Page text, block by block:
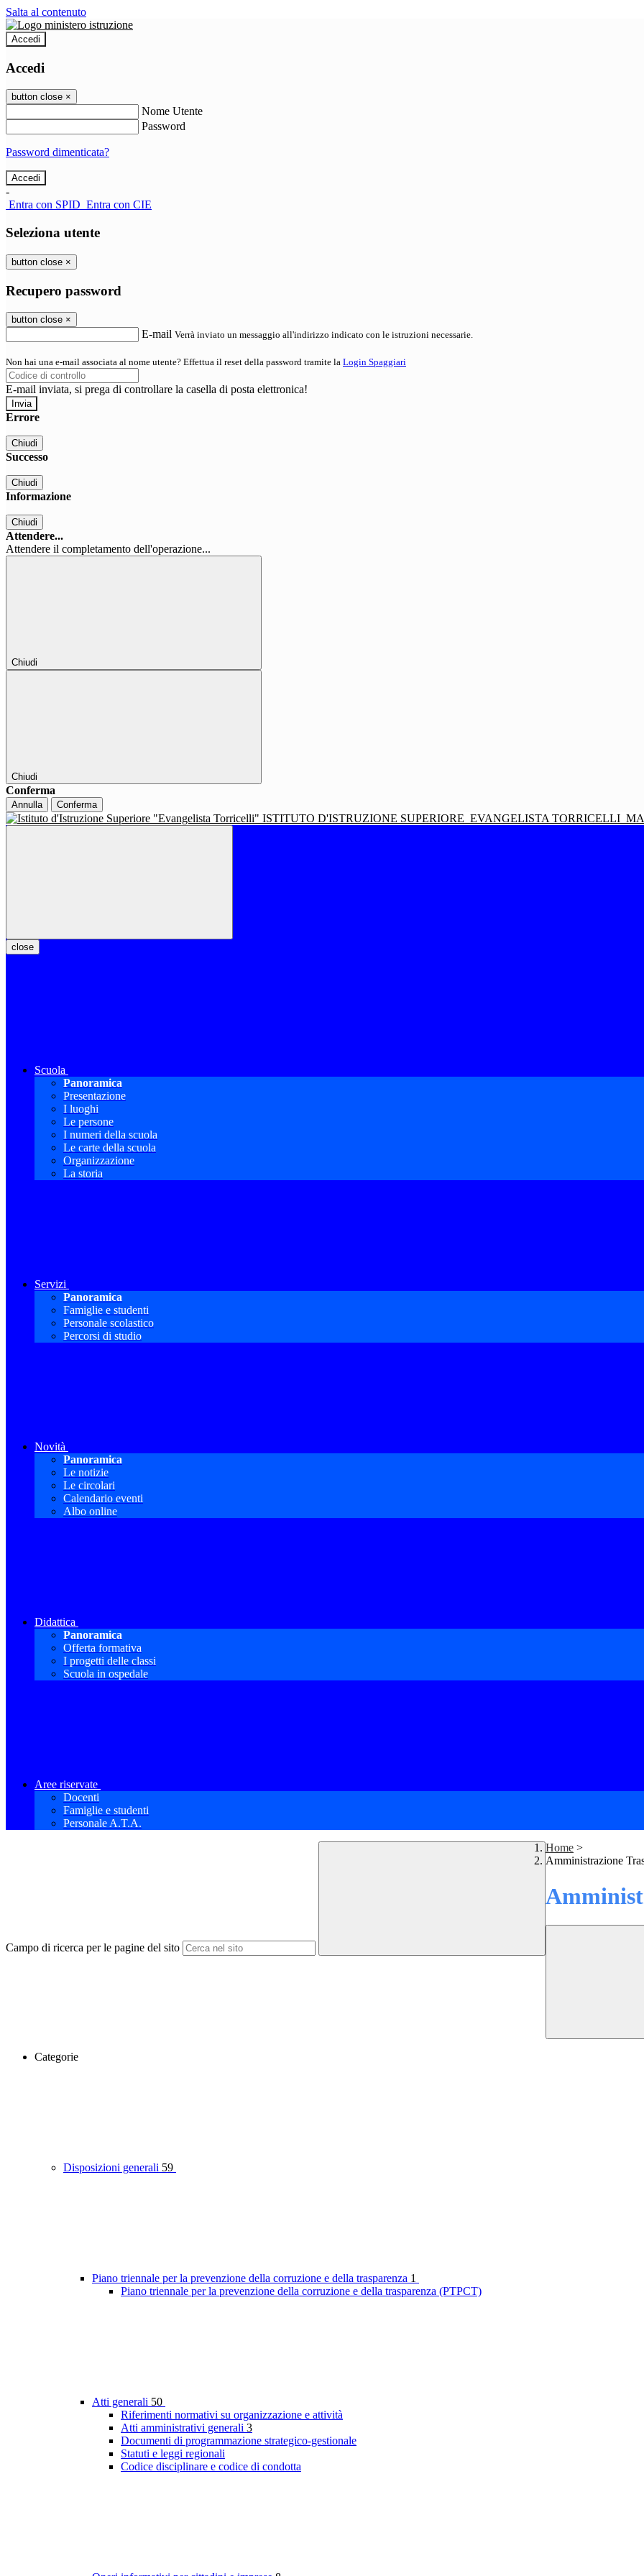
Salta al contenuto
Accedi
Accedi
button close ×
Nome Utente
Password
Password dimenticata?
-
Entra con SPID Entra con CIE
Seleziona utente
button close ×
Recupero password
button close ×
E-mail Verrà inviato un messaggio all'indirizzo indicato con le istruzioni necessarie.
Non hai una e-mail associata al nome utente? Effettua il reset della password tramite la Login Spaggiari
E-mail inviata, si prega di controllare la casella di posta elettronica!
Errore
Chiudi
Successo
Chiudi
Informazione
Chiudi
Attendere...
Attendere il completamento dell'operazione...
Chiudi
Chiudi
Conferma
Annulla Conferma
ISTITUTO D'ISTRUZIONE SUPERIORE EVANGELISTA TORRICELLI
close
Scuola
Panoramica
Presentazione
I luoghi
Le persone
I numeri della scuola
Le carte della scuola
Organizzazione
La storia
Servizi
Panoramica
Famiglie e studenti
Personale scolastico
Percorsi di studio
Novità
Panoramica
Le notizie
Le circolari
Calendario eventi
Albo online
Didattica
Panoramica
Offerta formativa
I progetti delle classi
Scuola in ospedale
Aree riservate
Docenti
Famiglie e studenti
Personale A.T.A.
Campo di ricerca per le pagine del sito
Home >
Amministrazione
Categorie
Disposizioni generali 59
Piano triennale per la prevenzione della corruzione e della trasparenza 1
Piano triennale per la prevenzione della corruzione e della trasparenza (PTPCT)
Atti generali 50
Riferimenti normativi su organizzazione e attività
Atti amministrativi generali 3
Documenti di programmazione strategico-gestionale
Statuti e leggi regionali
Codice disciplinare e codice di condotta